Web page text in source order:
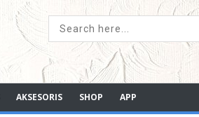
AKSESORIS SHOP APP